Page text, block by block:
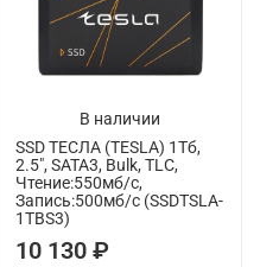
В наличии
SSD ТЕСЛА (TESLA) 1Тб,
2.5", SATA3, Bulk, TLC,
Чтение:550мб/с,
Запись:500мб/с (SSDTSLA-
1TBS3)
10 130 ₽